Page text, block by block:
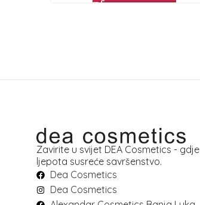
Zavirite u svijet DEA Cosmetics - gdje
ljepota susreće savršenstvo.
Dea Cosmetics
Dea Cosmetics